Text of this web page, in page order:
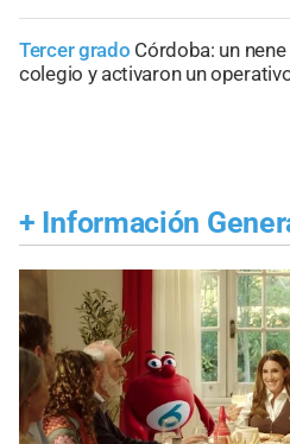
Tercer grado Córdoba: un
colegio y activaron un
+ Información